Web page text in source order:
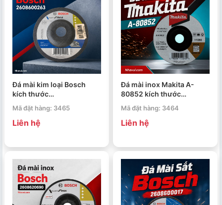
Đá mài kim loại Bosch
kích thước
2608600263
Mã đặt hàng: 3465
Liên hệ
Đá mài inox Makita A-
80852 kích thước
Mã đặt hàng: 3464
Liên hệ